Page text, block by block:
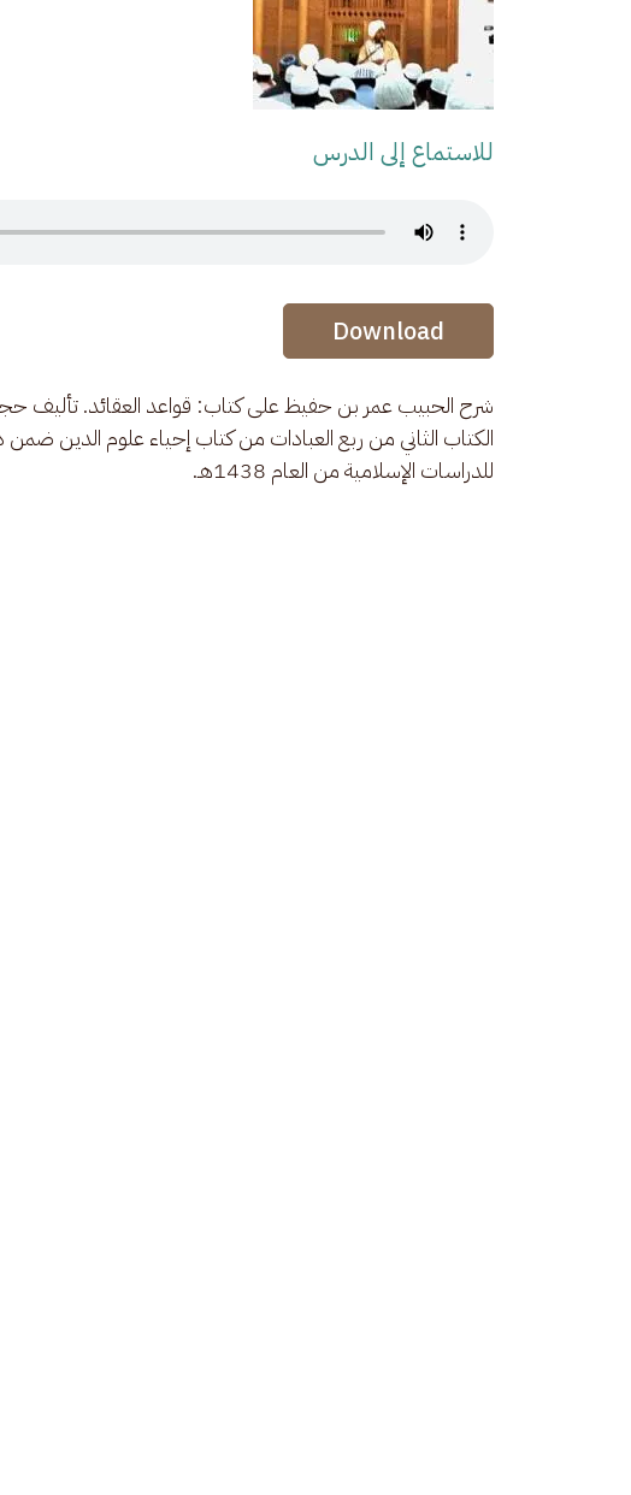
للاستماع إلى الدرس
Audio Stream
Audio Stream
Download
شرح الحبيب عمر بن حفيظ على كتاب: قواعد العقائد. تأليف
الكتاب الثاني من ربع العبادات من كتاب إحياء علوم الدين ضمن
للدراسات الإسلامية من العام 1438هـ.